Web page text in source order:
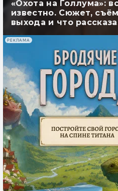
«Охота на Голлума»:
известно. Сюжет,
выхода и что
РЕКЛАМА